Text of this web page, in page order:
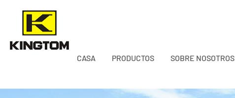
CASA PRODUCTOS SOBRE NOSOTROS